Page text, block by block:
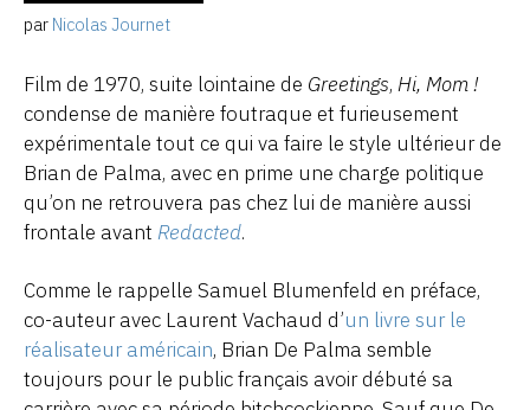
par Nicolas Journet
Film de 1970, suite lointaine de Greetings, Hi, Mom !
condense de manière foutraque et furieusement
expérimentale tout ce qui va faire le style ultérieur de
Brian de Palma, avec en prime une charge politique
qu’on ne retrouvera pas chez lui de manière aussi
frontale avant Redacted.
Comme le rappelle Samuel Blumenfeld en préface,
co-auteur avec Laurent Vachaud d’un livre sur le
réalisateur américain, Brian De Palma semble
toujours pour le public français avoir débuté sa